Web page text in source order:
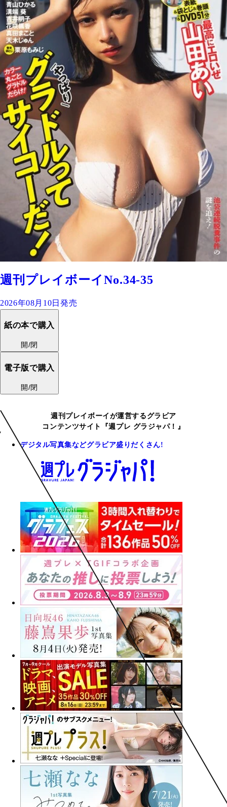
週刊プレイボーイNo.34-35
2026年08月10日発売
紙の本で購入
開/閉
電子版で購入
開/閉
週刊プレイボーイが運営するグラビア
コンテンツサイト『週プレ グラジャパ！』
デジタル写真集などグラビア盛りだくさん!